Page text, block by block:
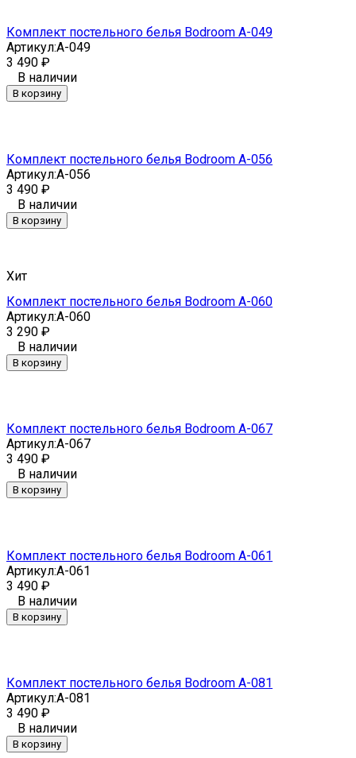
Комплект постельного белья Bodroom A-049
Артикул:A-049
3 490 ₽
В наличии
В корзину
Комплект постельного белья Bodroom A-056
Артикул:A-056
3 490 ₽
В наличии
В корзину
Хит
Комплект постельного белья Bodroom A-060
Артикул:A-060
3 290 ₽
В наличии
В корзину
Комплект постельного белья Bodroom A-067
Артикул:A-067
3 490 ₽
В наличии
В корзину
Комплект постельного белья Bodroom A-061
Артикул:A-061
3 490 ₽
В наличии
В корзину
Комплект постельного белья Bodroom A-081
Артикул:A-081
3 490 ₽
В наличии
В корзину